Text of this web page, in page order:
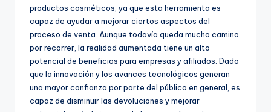
productos cosméticos, ya que esta herramienta es
capaz de ayudar a mejorar ciertos aspectos del
proceso de venta. Aunque todavía queda mucho camino
por recorrer, la realidad aumentada tiene un alto
potencial de beneficios para empresas y afiliados. Dado
que la innovación y los avances tecnológicos generan
una mayor confianza por parte del público en general, es
capaz de disminuir las devoluciones y mejorar